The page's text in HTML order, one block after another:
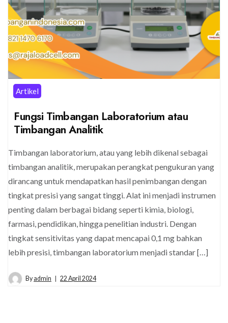
Artikel
Fungsi Timbangan Laboratorium atau
Timbangan Analitik
Timbangan laboratorium, atau yang lebih dikenal sebagai
timbangan analitik, merupakan perangkat pengukuran yang
dirancang untuk mendapatkan hasil penimbangan dengan
tingkat presisi yang sangat tinggi. Alat ini menjadi instrumen
penting dalam berbagai bidang seperti kimia, biologi,
farmasi, pendidikan, hingga penelitian industri. Dengan
tingkat sensitivitas yang dapat mencapai 0,1 mg bahkan
lebih presisi, timbangan laboratorium menjadi standar […]
By admin 22 April 2024